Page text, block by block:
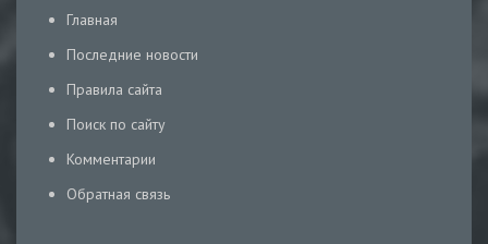
Главная
Последние новости
Правила сайта
Поиск по сайту
Комментарии
Обратная связь